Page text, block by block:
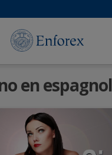
en espagnol